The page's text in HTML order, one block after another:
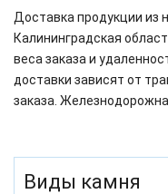
Доставка продукции из
Калининградская
веса заказа и
доставки зависят от
заказа.
Виды камня